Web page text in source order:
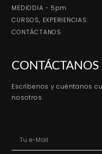
MEDIODíA - 5pm
CURSOS, EXPERIENCIAS:
CONTÁCTANOS
CONTÁCTANOS
Escríbenos y cuéntanos
nosotros.